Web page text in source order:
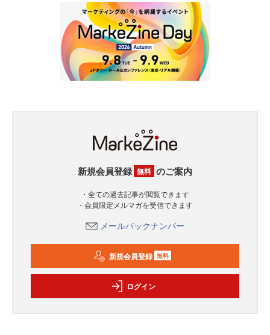
新規会員登録 無料 のご案内
・全ての過去記事が閲覧できます
・会員限定メルマガを受信できます
メールバックナンバー
新規会員登録 無料
ログイン